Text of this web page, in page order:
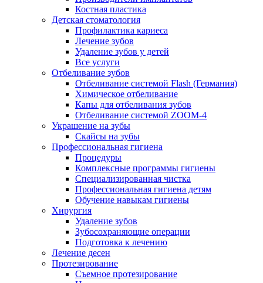
Костная пластика
Детская стоматология
Профилактика кариеса
Лечение зубов
Удаление зубов у детей
Все услуги
Отбеливание зубов
Отбеливание системой Flash (Германия)
Химическое отбеливание
Капы для отбеливания зубов
Отбеливание системой ZOOM-4
Украшение на зубы
Скайсы на зубы
Профессиональная гигиена
Процедуры
Комплексные программы гигиены
Специализированная чистка
Профессиональная гигиена детям
Обучение навыкам гигиены
Хирургия
Удаление зубов
Зубосохраняющие операции
Подготовка к лечению
Лечение десен
Протезирование
Съемное протезирование